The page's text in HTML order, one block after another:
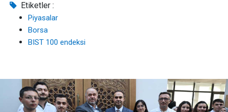
Etiketler :
Piyasalar
Borsa
BIST 100 endeksi